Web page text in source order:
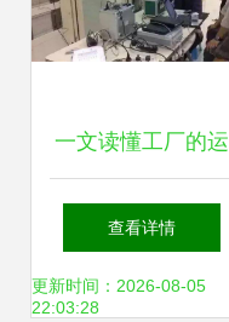
一文读懂工厂的运
行与检修 日用电器
修理篇
查看详情
更新时间：2026-08-05
22:03:28